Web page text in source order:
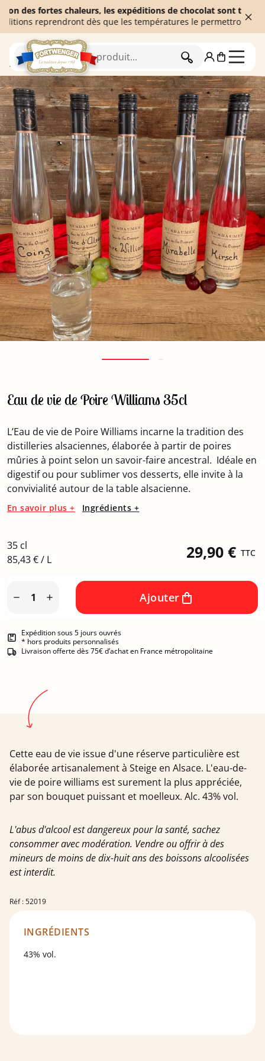
fortes chaleurs, les expéditions de chocolat sont
dès que les températures le permettront. Merci de
RECHERCHER
Accueil L'épicerie
Eau de vie de Poire Williams 35cl
L’Eau de vie de Poire Williams incarne la tradition des
distilleries alsaciennes, élaborée à partir de poires
mûries à point selon un savoir-faire ancestral. Idéale en
digestif ou pour sublimer vos desserts, elle invite à la
convivialité autour de la table alsacienne.
En savoir plus + Ingrédients +
35 cl
85,43 € / L
29,90 € TTC
  Ajouter
Expédition sous 5 jours ouvrés
* hors produits personnalisés
Livraison offerte dès 75€ d’achat en France métropolitaine
Cette eau de vie issue d'une réserve particulière est
élaborée artisanalement à Steige en Alsace. L'eau-de-
vie de poire williams est surement la plus appréciée,
par son bouquet puissant et moelleux. Alc. 43% vol.
L'abus d'alcool est dangereux pour la santé, sachez
consommer avec modération. Vendre ou offrir à des
mineurs de moins de dix-huit ans des boissons alcoolisées
est interdit.
Réf : 52019
INGRÉDIENTS
43% vol.